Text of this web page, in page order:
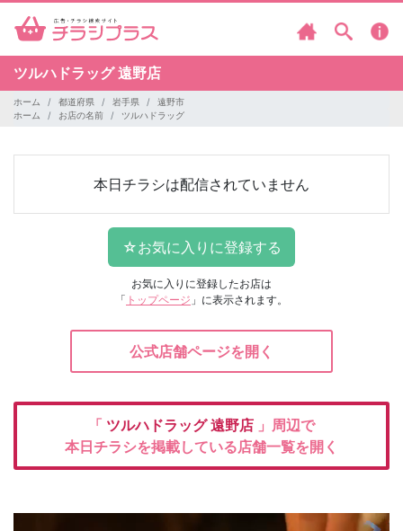
ツルハドラッグ遠野店
ホーム 都道府県 岩手県
遠野市
ホーム
お店の名前 ツルハドラッグ
本日チラシは配信されていません
お気に入りに登録したお店は
「 トップページ 」に表示されます。
公式店舗ページを開く
「 ツルハドラッグ遠野店 」周辺で
本日チラシを掲載している店舗一覧を開く